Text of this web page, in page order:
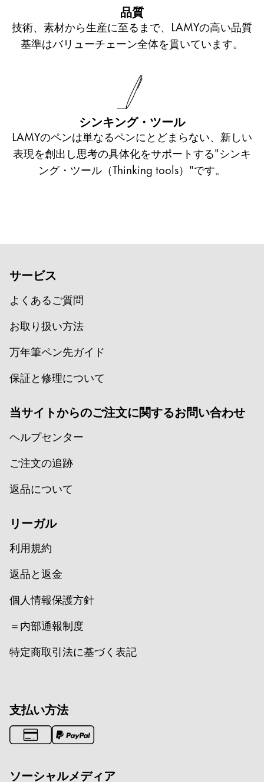
品質
技術、素材から生産に至るまで、LAMYの高い品質
基準はバリューチェーン全体を貫いています。
シンキング・ツール
LAMYのペンは単なるペンにとどまらない、新しい
表現を創出し思考の具体化をサポートする"シンキ
ング・ツール（Thinking tools）"です。
サービス
よくあるご質問
お取り扱い方法
万年筆ペン先ガイド
保証と修理について
当サイトからのご注文に関するお問い合わせ
ヘルプセンター
ご注文の追跡
返品について
リーガル
利用規約
返品と返金
個人情報保護方針
＝内部通報制度
特定商取引法に基づく表記
支払い方法
ソーシャルメディア